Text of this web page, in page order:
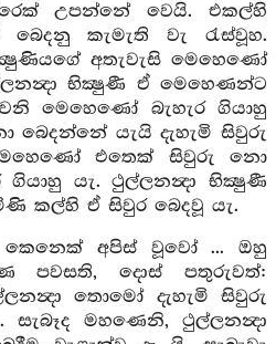
උපන්නේ වෙයි. එකල්හි
කැමැති වැ රැස්වූහ.
අතැවැසි මෙහෙණෝ
භික්‍ෂුණී ඒ මෙහෙණන්ට
මෙහෙණෝ බැහැර ගියාහු
බෙදන්නේ යැයි දැහැමි සිවුරු
මෙහෙණෝ එතෙක් සිවුරු නො
යැ. ථුල්ලනන්‍දා භික්‍ෂුණී
කල්හි ඒ සිවුර බෙදවූ යැ.
අපිස් වූවෝ ... ඔහු
පවසති, දොස් පතුරුවත්:
තොමෝ දැහැමි සිවුරු
සැබෑද මහණෙනි, ථුල්ලනන්‍දා